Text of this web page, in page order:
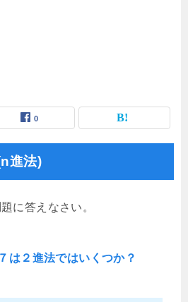
0
進法)
に答えなさい。
は２進法ではいくつか？